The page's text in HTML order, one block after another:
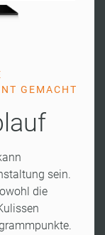
GEMACHT
sein.
die